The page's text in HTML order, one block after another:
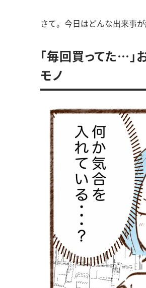
さて。今日はどんな出来事
「毎回買ってた…
モノ